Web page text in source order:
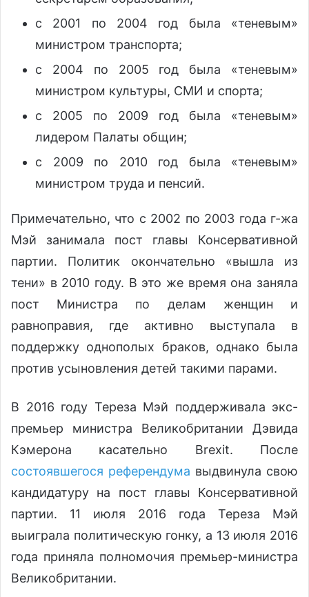
с 2001 по 2004 год была «теневым»
министром транспорта;
с 2004 по 2005 год была «теневым»
министром культуры, СМИ и спорта;
с 2005 по 2009 год была «теневым»
лидером Палаты общин;
с 2009 по 2010 год была «теневым»
министром труда и пенсий.
Примечательно, что с 2002 по 2003 года г-жа
Мэй занимала пост главы Консервативной
партии. Политик окончательно «вышла из
тени» в 2010 году. В это же время она заняла
пост Министра по делам женщин и
равноправия, где активно выступала в
поддержку однополых браков, однако была
против усыновления детей такими парами.
В 2016 году Тереза Мэй поддерживала экс-
премьер министра Великобритании Дэвида
Кэмерона касательно Brexit. После
состоявшегося референдума выдвинула свою
кандидатуру на пост главы Консервативной
партии. 11 июля 2016 года Тереза Мэй
выиграла политическую гонку, а 13 июля 2016
года приняла полномочия премьер-министра
Великобритании.